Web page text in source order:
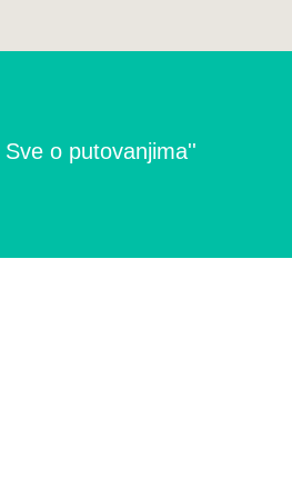
o putovanjima''